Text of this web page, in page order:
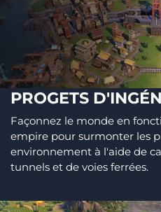
PROGETS
Façonnez le monde en
empire pour surmonter les
environnement à l'aide de
tunnels et de voies ferrées.